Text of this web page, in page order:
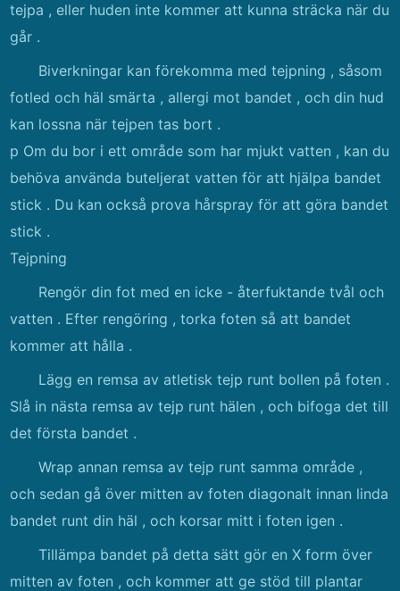
tejpa , eller huden inte kommer att kunna sträcka när du
går .
Biverkningar kan förekomma med tejpning , såsom
fotled och häl smärta , allergi mot bandet , och din hud
kan lossna när tejpen tas bort .
p Om du bor i ett område som har mjukt vatten , kan du
behöva använda buteljerat vatten för att hjälpa bandet
stick . Du kan också prova hårspray för att göra bandet
stick .
Tejpning
Rengör din fot med en icke - återfuktande tvål och
vatten . Efter rengöring , torka foten så att bandet
kommer att hålla .
Lägg en remsa av atletisk tejp runt bollen på foten .
Slå in nästa remsa av tejp runt hälen , och bifoga det till
det första bandet .
Wrap annan remsa av tejp runt samma område ,
och sedan gå över mitten av foten diagonalt innan linda
bandet runt din häl , och korsar mitt i foten igen .
Tillämpa bandet på detta sätt gör en X form över
mitten av foten , och kommer att ge stöd till plantar